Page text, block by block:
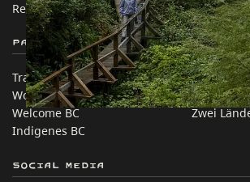
Rechtliches & Richtlinien
简体
Partnerseiten
Trade & Invest BC
Work BC
Welcome BC
Indigenes BC
Auf
Zwei
Social Media